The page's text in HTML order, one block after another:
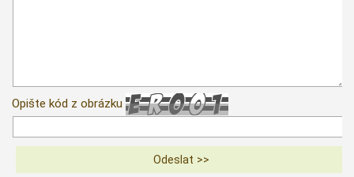
Opište kód z obrázku